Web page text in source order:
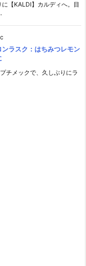
【KALDI】カルディへ。目
ンラスク：はちみつレモン
チメックで、久しぶりにラ